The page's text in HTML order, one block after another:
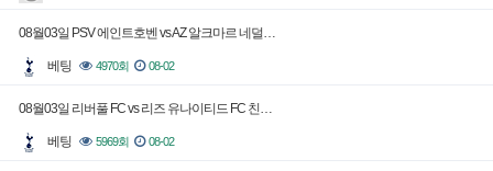
08월03일 PSV 에인트호벤 vs AZ 알크마르 네덜…
베팅 4970회 08-02
08월03일 리버풀 FC vs 리즈 유나이티드 FC 친…
베팅 5969회 08-02